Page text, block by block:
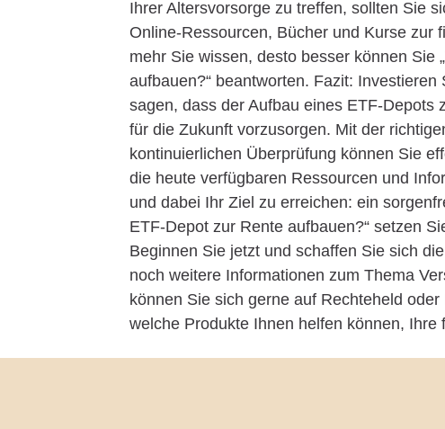
Ihrer Altersvorsorge zu treffen, sollten Sie
Online-Ressourcen, Bücher und Kurse zur
mehr Sie wissen, desto besser können Sie
aufbauen?“ beantworten. Fazit:
sagen, dass der Aufbau eines ETF-Depots
für die Zukunft vorzusorgen. Mit der
kontinuierlichen Überprüfung können Sie
die heute verfügbaren Ressourcen und
und dabei Ihr Ziel zu erreichen: ein
ETF-Depot zur Rente aufbauen?“ setzen
Beginnen Sie jetzt und schaffen Sie sich
noch weitere Informationen zum Thema
können Sie sich gerne auf Rechteheld
welche Produkte Ihnen helfen können,